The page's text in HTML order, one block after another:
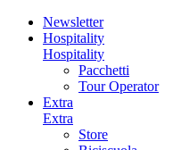
Newsletter
Hospitality
Hospitality
Pacchetti
Tour Operator
Extra
Extra
Store